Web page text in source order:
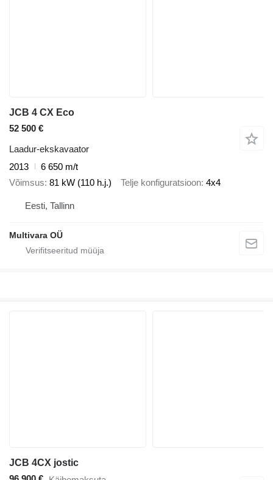
JCB 4 CX Eco
52 500 €
Laadur-ekskavaator
2013
6 650 m/t
Võimsus 81 kW (110 h.j.) Telje konfiguratsioon 4x4
Eesti, Tallinn
Multivara OÜ
JCB 4CX jostic